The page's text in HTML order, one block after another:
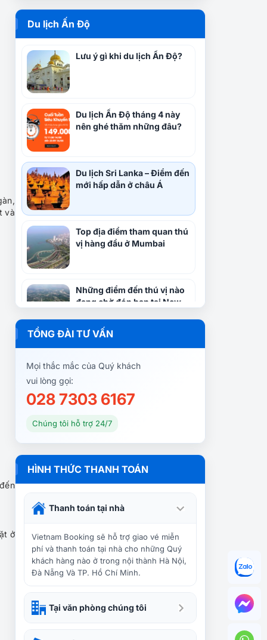
và
ở
Du lịch Ấn Độ
Lưu ý gì khi du lịch Ấn Độ?
Du lịch Ấn Độ tháng 4 này
nên ghé thăm những đâu?
Du lịch Sri Lanka – Điểm đến
mới hấp dẫn ở châu Á
Top địa điểm tham quan thú
vị hàng đầu ở Mumbai
Những điểm đến thú vị nào
đang chờ đón bạn tại New
Kinh nghiệm du lịch Ấn Độ
trọn gói từ A đến Z
Du lịch Ấn Độ khám phá các
điểm đến hấp dẫn
Khám phá Hyderabad –
bí ẩn của du lịch Ấn Độ
kỳ dị trên thế giới
TỔNG ĐÀI TƯ VẤN
Mọi thắc mắc của Quý khách
vui lòng gọi:
028 7303 6167
Chúng tôi hỗ trợ 24/7
HÌNH THỨC THANH TOÁN
Thanh toán tại nhà
Vietnam Booking sẽ hỗ trợ giao vé miễn
phí và thanh toán tại nhà cho những Quý
khách hàng nào ở trong nội thành Hà Nội,
Đà Nẵng Và TP. Hồ Chí Minh.
Tại văn phòng chúng tôi